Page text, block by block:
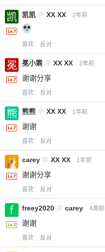
凯凯 @ XX XX 2年前
喜欢 反对
冕小罴 @ XX XX 2年前
谢谢分享
喜欢 反对
熊熊 @ XX XX 1年前
谢谢
喜欢 反对
carey @ XX XX 1年前
谢谢分享
喜欢 反对
freey2020 @ carey 4周前
谢谢
喜欢 反对